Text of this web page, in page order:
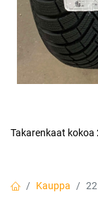
Takarenkaat
Kauppa